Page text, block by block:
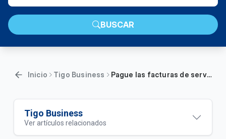
BUSCAR
Inicio Tigo Business Pague las facturas de servicios móviles en Tigo Business Online | Empresas
Tigo Business
Ver artículos relacionados